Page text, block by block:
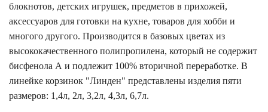
блокнотов, детских игрушек, предметов в прихожей,
аксессуаров для готовки на кухне, товаров для хобби и
многого другого. Производится в базовых цветах из
высококачественного полипропилена, который не содержит
бисфенола А и подлежит 100% вторичной переработке. В
линейке корзинок "Линден" представлены изделия пяти
размеров: 1,4л, 2л, 3,2л, 4,3л, 6,7л.